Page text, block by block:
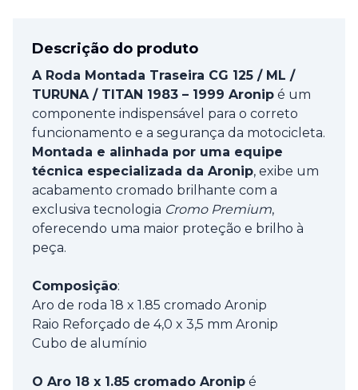
Descrição do produto
A Roda Montada Traseira CG 125 / ML /
TURUNA / TITAN 1983 – 1999 Aronip é um
componente indispensável para o correto
funcionamento e a segurança da motocicleta.
Montada e alinhada por uma equipe
técnica especializada da Aronip, exibe um
acabamento cromado brilhante com a
exclusiva tecnologia Cromo Premium,
oferecendo uma maior proteção e brilho à
peça.
Composição:
Aro de roda 18 x 1.85 cromado Aronip
Raio Reforçado de 4,0 x 3,5 mm Aronip
Cubo de alumínio
O Aro 18 x 1.85 cromado Aronip é